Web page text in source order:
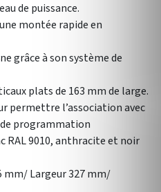
de puissance.
montée rapide en
grâce à son système de
plats de 163 mm de large.
permettre l’association avec
programmation
RAL 9010, anthracite et noir
mm/ Largeur 327 mm/